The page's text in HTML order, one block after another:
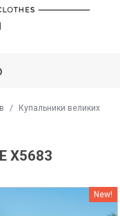
/
Купальники великих
X5683
New!